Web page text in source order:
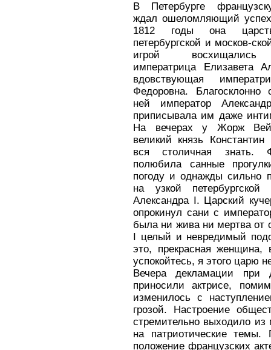
В Петербурге
ждал ошеломляющий
1812 годы она
петербургской и москов-
игрой
императрица Елизавета
вдовствующая
Федоровна. Благосклонно
ней император
приписывала им даже
На вечерах у Жорж
великий князь
вся столичная знать.
полюбила санные
погоду и однажды сильно
на узкой
Александра I. Царский
опрокинул сани с
была ни жива ни мертва от
I целый и неврeдимый
это, прекрасная
успокойтесь, я этого царю
Вечера декламации при
приносили актрисе,
изменилось с
грозой. Настроение
стремительно выходило
на патриотические
положение французских